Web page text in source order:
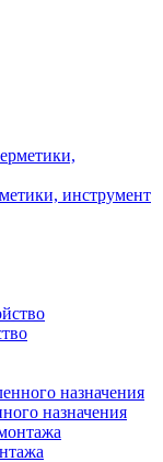
инструмент
назначения